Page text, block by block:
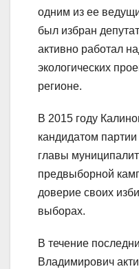
одним из ее
был избран
активно работал
экологических
регионе.
В 2015 году
кандидатом
главы
предвыборной
доверие своих
выборах.
В течение
Владимирович